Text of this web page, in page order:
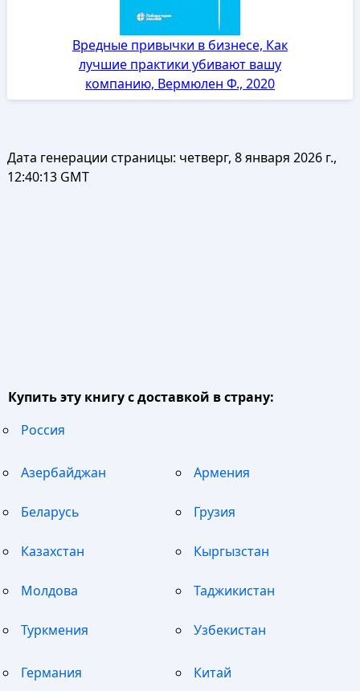
Вредные привычки в бизнесе, Как
лучшие практики убивают вашу
компанию, Вермюлен Ф., 2020
Дата генерации страницы: четверг, 8 января 2026 г.,
12:40:13 GMT
Купить эту книгу с доставкой в страну:
Россия
Азербайджан Армения
Беларусь Грузия
Казахстан Кыргызстан
Молдова Таджикистан
Туркмения Узбекистан
Германия Китай